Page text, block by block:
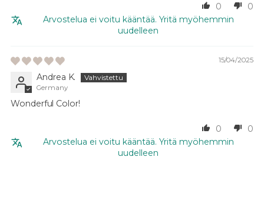
0
0
Arvostelua ei voitu kääntää. Yritä myöhemmin
uudelleen
15/04/2025
Andrea K.
Germany
Wonderful Color!
0
0
Arvostelua ei voitu kääntää. Yritä myöhemmin
uudelleen